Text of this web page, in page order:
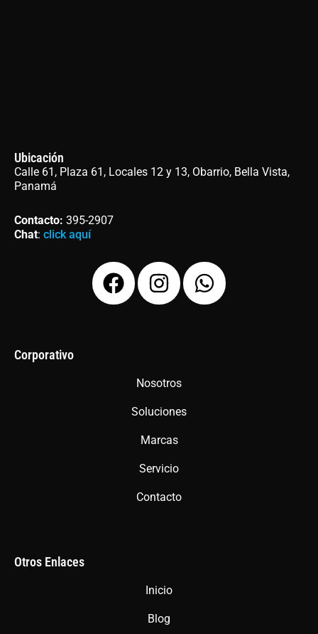
Ubicación
Calle 61, Plaza 61, Locales 12 y 13, Obarrio, Bella Vista,
Panamá
Contacto: 395-2907
Chat: click aquí
F
a
I
n
g
a
m
W
h
Corporativo
Nosotros
Soluciones
Marcas
Servicio
Contacto
Otros Enlaces
Inicio
Blog